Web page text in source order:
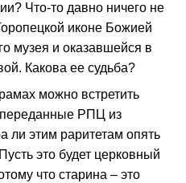
Что-то давно ничего не
иконе Божией
музея и оказавшейся в
Какова ее судьба?
можно встретить
переданные РПЦ из
ли этим раритетам опять
это будет церковный
что старина – это